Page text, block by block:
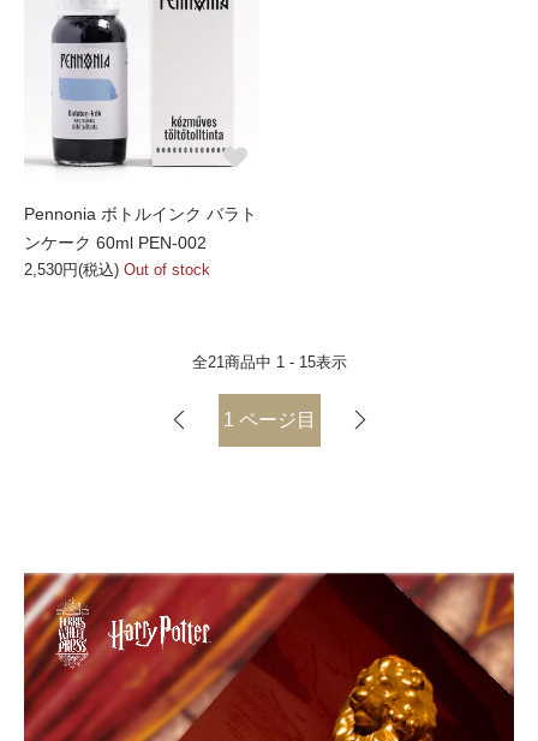
Pennonia ボトルインク バラト
ンケーク 60ml PEN-002
2,530円(税込) Out of stock
全21商品中 1 - 15表示
1 ページ目